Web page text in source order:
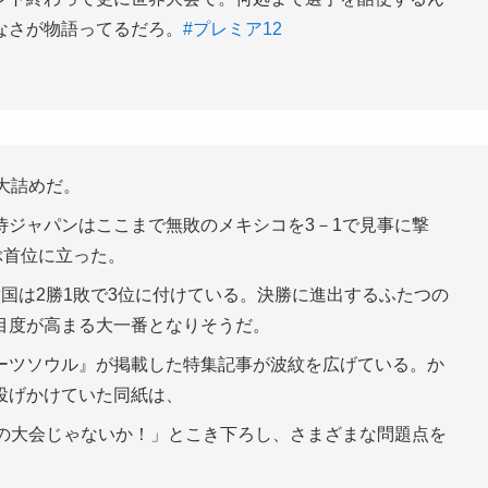
が物語ってるだろ。 #プレミア12
めだ。
ャパンはここまで無敗のメキシコを3－1で見事に撃
位に立った。
は2勝1敗で3位に付けている。決勝に進出するふたつの
が高まる大一番となりそうだ。
ソウル』が掲載した特集記事が波紋を広げている。か
かけていた同紙は、
会じゃないか！」とこき下ろし、さまざまな問題点を